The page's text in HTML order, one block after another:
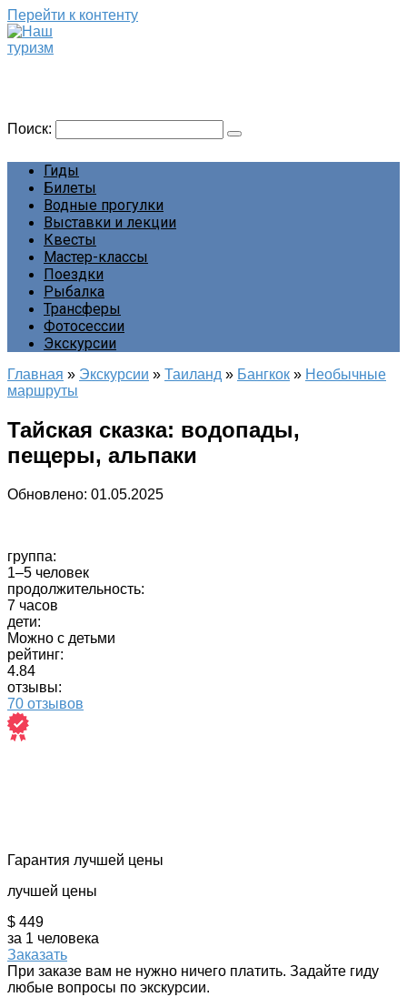
Перейти к контенту
Поиск:
Гиды
Билеты
Водные прогулки
Выставки и лекции
Квесты
Мастер-классы
Поездки
Рыбалка
Трансферы
Фотосессии
Экскурсии
Главная » Экскурсии » Таиланд » Бангкок » Необычные
маршруты
Тайская сказка: водопады,
пещеры, альпаки
Обновлено: 01.05.2025
группа:
1–5 человек
продолжительность:
7 часов
дети:
Можно с детьми
рейтинг:
4.84
отзывы:
70 отзывов
Гарантия лучшей цены
лучшей цены
$ 449
за 1 человека
Заказать
При заказе вам не нужно ничего платить. Задайте гиду
любые вопросы по экскурсии.